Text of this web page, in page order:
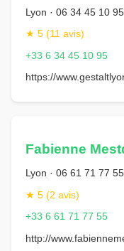
Lyon · 06 34 45 10
★ 5 (11 avis)
+33 6 34 45 10 95
https://
Fabienne
Lyon · 06 61 71 77
★ 5 (2 avis)
+33 6 61 71 77 55
http://